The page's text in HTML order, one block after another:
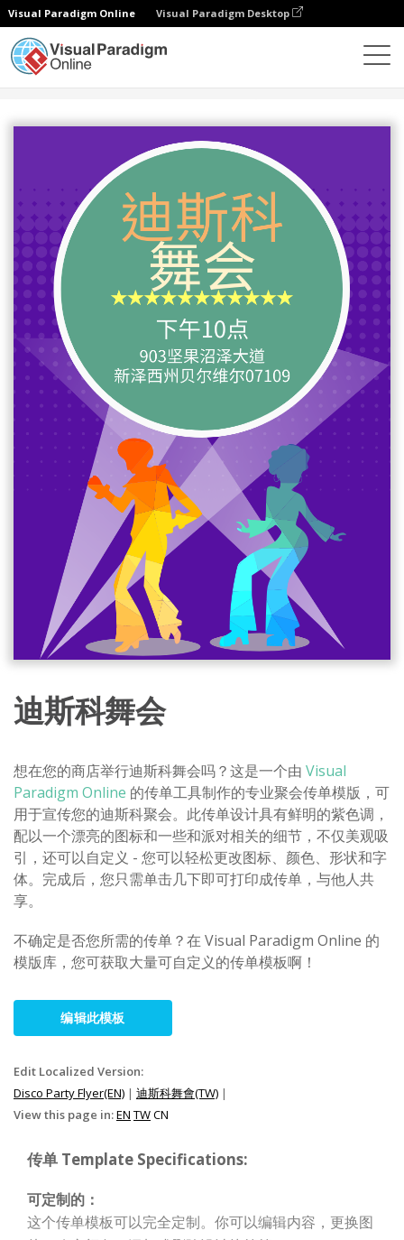
Visual Paradigm Online Visual Paradigm Desktop
迪斯科舞会
想在您的商店举行迪斯科舞会吗？这是一个由 Visual
Paradigm Online 的传单工具制作的专业聚会传单模版，可
用于宣传您的迪斯科聚会。此传单设计具有鲜明的紫色调，
配以一个漂亮的图标和一些和派对相关的细节，不仅美观吸
引，还可以自定义 - 您可以轻松更改图标、颜色、形状和字
体。完成后，您只需单击几下即可打印成传单，与他人共
享。
不确定是否您所需的传单？在 Visual Paradigm Online 的
模版库，您可获取大量可自定义的传单模板啊！
编辑此模板
Edit Localized Version:
Disco Party Flyer(EN) | 迪斯科舞會(TW) |
View this page in:EN TWCN
传单 Template Specifications:
可定制的：
这个传单模板可以完全定制。你可以编辑内容，更换图